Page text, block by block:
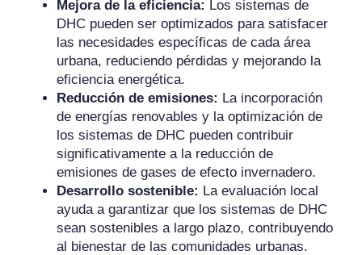
Mejora de la eficiencia: Los sistemas de
DHC pueden ser optimizados para satisfacer
las necesidades específicas de cada área
urbana, reduciendo pérdidas y mejorando la
eficiencia energética.
Reducción de emisiones: La incorporación
de energías renovables y la optimización de
los sistemas de DHC pueden contribuir
significativamente a la reducción de
emisiones de gases de efecto invernadero.
Desarrollo sostenible: La evaluación local
ayuda a garantizar que los sistemas de DHC
sean sostenibles a largo plazo, contribuyendo
al bienestar de las comunidades urbanas.